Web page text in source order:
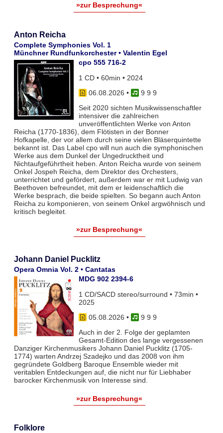
»zur Besprechung«
Anton Reicha
Complete Symphonies Vol. 1
Münchner Rundfunkorchester • Valentin Egel
cpo 555 716-2
1 CD • 60min • 2024
06.08.2026 •
9 9 9
Seit 2020 sichten Musikwissenschaftler
intensiver die zahlreichen
unveröffentlichten Werke von Anton
Reicha (1770-1836), dem Flötisten in der Bonner
Hofkapelle, der vor allem durch seine vielen Bläserquintette
bekannt ist. Das Label cpo will nun auch die symphonischen
Werke aus dem Dunkel der Ungedrucktheit und
Nichtaufgeführtheit heben. Anton Reicha wurde von seinem
Onkel Jospeh Reicha, dem Direktor des Orchesters,
unterrichtet und gefördert, außerdem war er mit Ludwig van
Beethoven befreundet, mit dem er leidenschaftlich die
Werke besprach, die beide spielten. So begann auch Anton
Reicha zu komponieren, von seinem Onkel argwöhnisch und
kritisch begleitet.
»zur Besprechung«
Johann Daniel Pucklitz
Opera Omnia Vol. 2 • Cantatas
MDG 902 2394-6
1 CD/SACD stereo/surround • 73min •
2025
05.08.2026 •
9 9 9
Auch in der 2. Folge der geplamten
Gesamt-Edition des lange vergessenen
Danziger Kirchenmusikers Johann Daniel Pucklitz (1705-
1774) warten Andrzej Szadejko und das 2008 von ihm
gegründete Goldberg Baroque Ensemble wieder mit
veritablen Entdeckungen auf, die nicht nur für Liebhaber
barocker Kirchenmusik von Interesse sind.
»zur Besprechung«
Folklore